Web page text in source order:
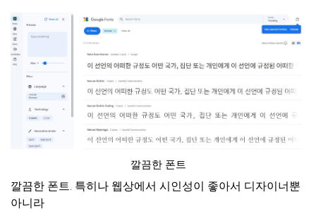
깔끔한 폰트
깔끔한 폰트. 특히나 웹상에서 시인성이 좋아서 디자이너뿐
아니라